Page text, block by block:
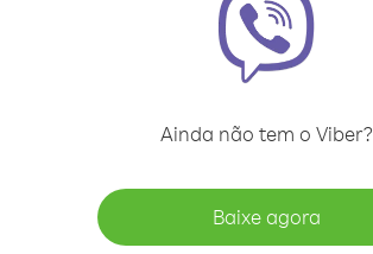
Ainda não tem o Viber?
Baixe agora